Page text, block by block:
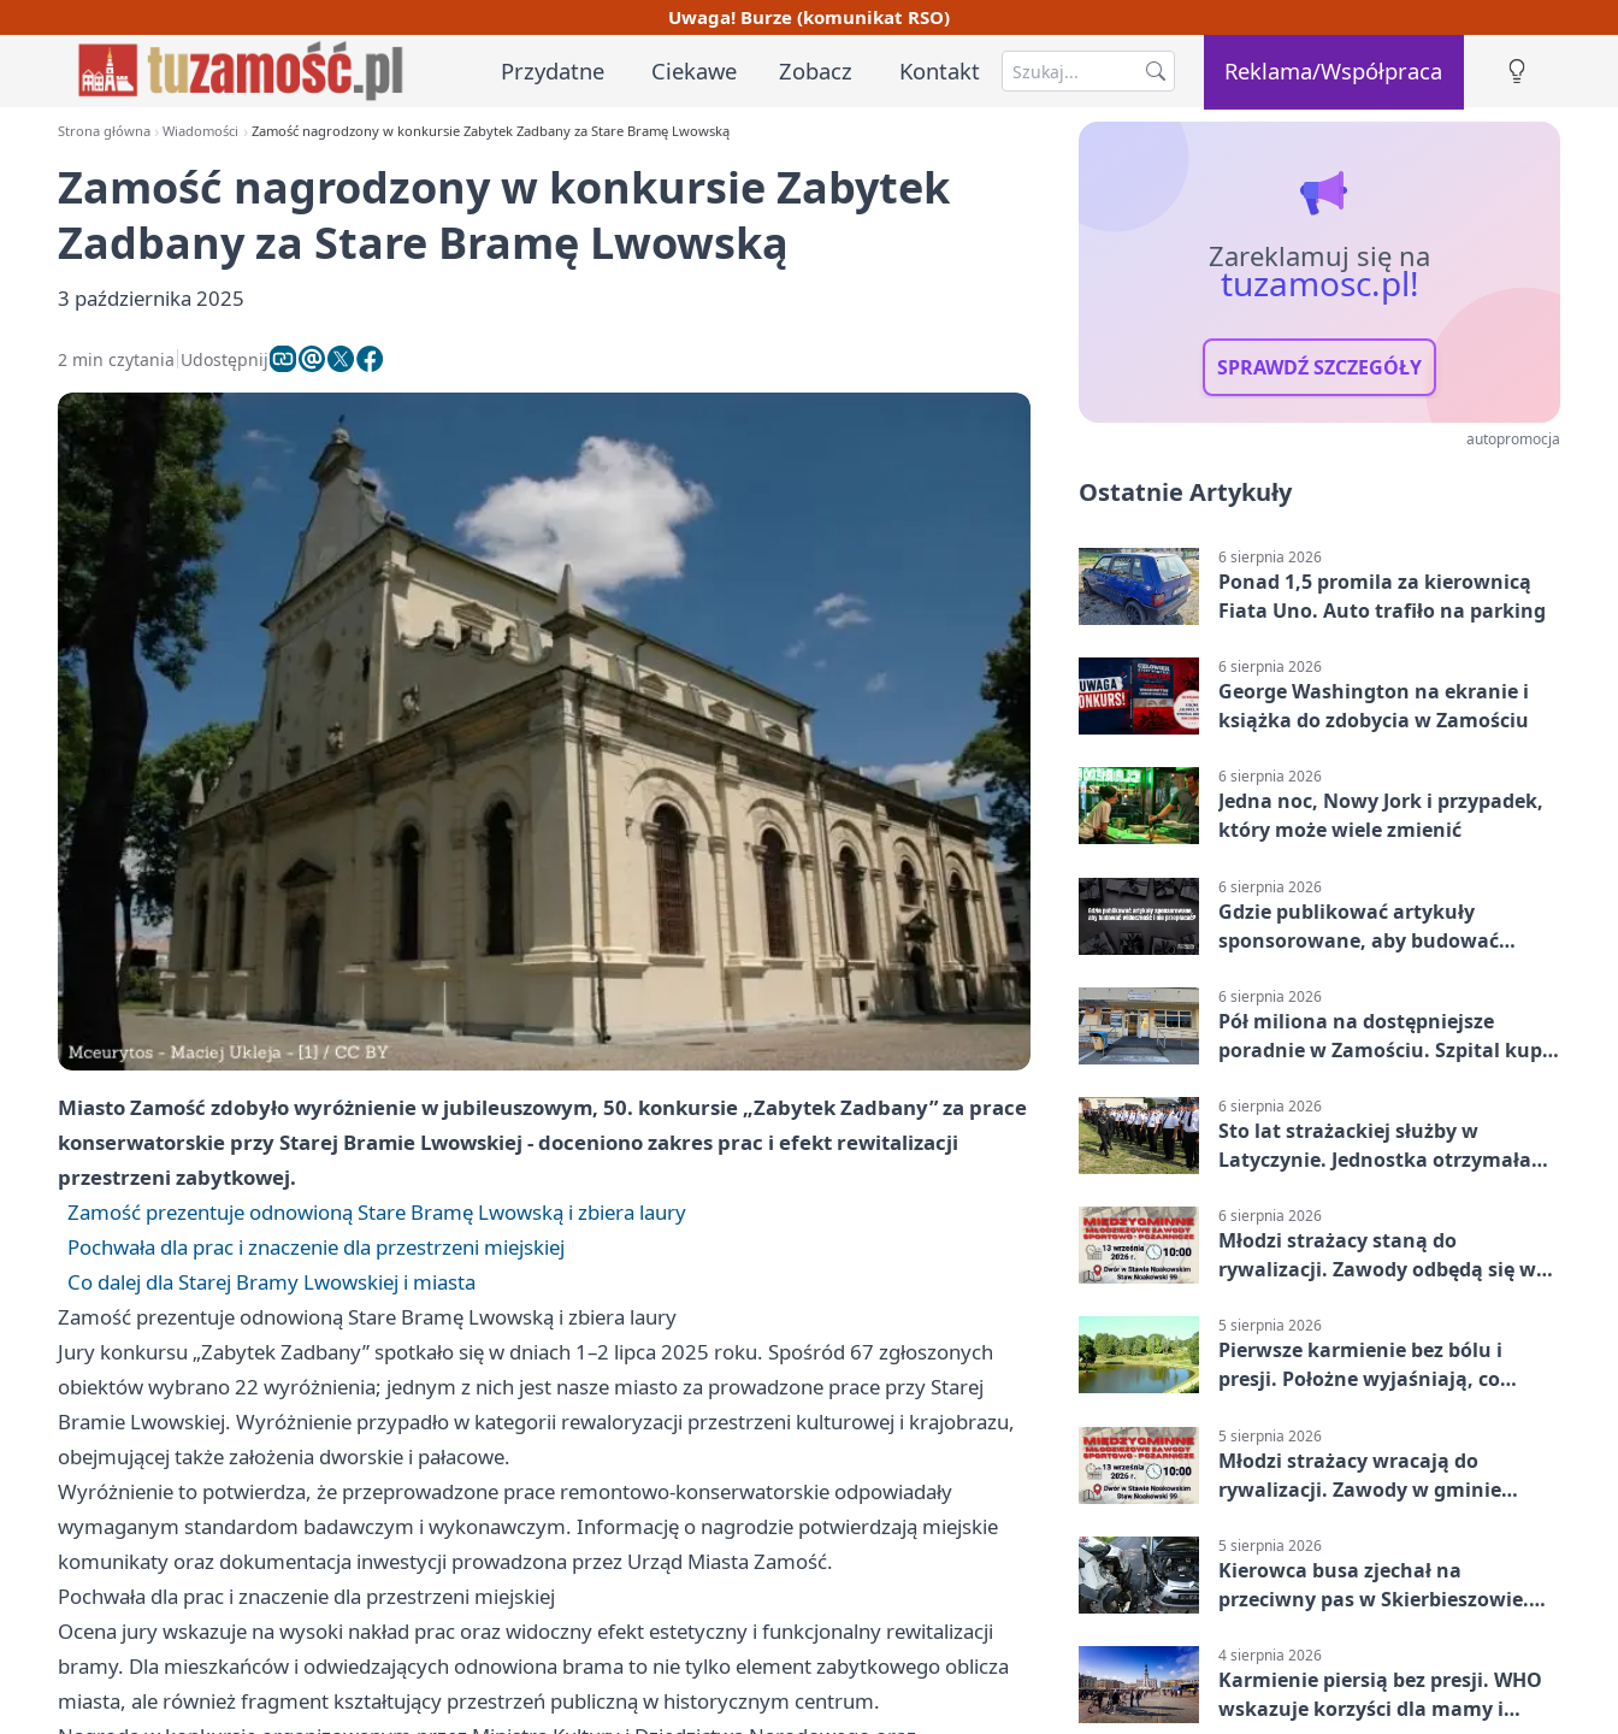
Uwaga! Burze (komunikat RSO)
Przydatne Ciekawe Zobacz Kontakt Reklama/Współpraca
Strona główna Wiadomości Zamość nagrodzony w konkursie Zabytek Zadbany za Stare Bramę Lwowską
Zamość nagrodzony w konkursie Zabytek
Zadbany za Stare Bramę Lwowską
3 października 2025
2 min czytania Udostępnij
Miasto Zamość zdobyło wyróżnienie w jubileuszowym, 50. konkursie „Zabytek Zadbany” za prace
konserwatorskie przy Starej Bramie Lwowskiej - doceniono zakres prac i efekt rewitalizacji
przestrzeni zabytkowej.
Zamość prezentuje odnowioną Stare Bramę Lwowską i zbiera laury
Pochwała dla prac i znaczenie dla przestrzeni miejskiej
Co dalej dla Starej Bramy Lwowskiej i miasta
Zamość prezentuje odnowioną Stare Bramę Lwowską i zbiera laury
Jury konkursu „Zabytek Zadbany” spotkało się w dniach 1–2 lipca 2025 roku. Spośród 67 zgłoszonych
obiektów wybrano 22 wyróżnienia; jednym z nich jest nasze miasto za prowadzone prace przy Starej
Bramie Lwowskiej. Wyróżnienie przypadło w kategorii rewaloryzacji przestrzeni kulturowej i krajobrazu,
obejmującej także założenia dworskie i pałacowe.
Wyróżnienie to potwierdza, że przeprowadzone prace remontowo-konserwatorskie odpowiadały
wymaganym standardom badawczym i wykonawczym. Informację o nagrodzie potwierdzają miejskie
komunikaty oraz dokumentacja inwestycji prowadzona przez Urząd Miasta Zamość.
Pochwała dla prac i znaczenie dla przestrzeni miejskiej
Ocena jury wskazuje na wysoki nakład prac oraz widoczny efekt estetyczny i funkcjonalny rewitalizacji
bramy. Dla mieszkańców i odwiedzających odnowiona brama to nie tylko element zabytkowego oblicza
miasta, ale również fragment kształtujący przestrzeń publiczną w historycznym centrum.
Zareklamuj się na
tuzamosc.pl!
SPRAWDŹ SZCZEGÓŁY
autopromocja
Ostatnie Artykuły
6 sierpnia 2026
Ponad 1,5 promila za kierownicą
Fiata Uno. Auto trafiło na parking
6 sierpnia 2026
George Washington na ekranie i
książka do zdobycia w Zamościu
6 sierpnia 2026
Jedna noc, Nowy Jork i przypadek,
który może wiele zmienić
6 sierpnia 2026
Gdzie publikować artykuły
sponsorowane, aby budować
6 sierpnia 2026
Pół miliona na dostępniejsze
poradnie w Zamościu. Szpital kupi
6 sierpnia 2026
Sto lat strażackiej służby w
Latyczynie. Jednostka otrzymała
6 sierpnia 2026
Młodzi strażacy staną do
rywalizacji. Zawody odbędą się w
5 sierpnia 2026
Pierwsze karmienie bez bólu i
presji. Położne wyjaśniają, co
5 sierpnia 2026
Młodzi strażacy wracają do
rywalizacji. Zawody w gminie
5 sierpnia 2026
Kierowca busa zjechał na
przeciwny pas w Skierbieszowie.
4 sierpnia 2026
Karmienie piersią bez presji. WHO
wskazuje korzyści dla mamy i